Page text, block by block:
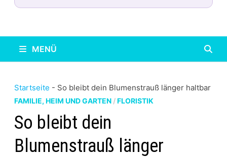
MENÜ
Startseite - So bleibt dein Blumenstrauß länger haltbar
FAMILIE, HEIM UND GARTEN/FLORISTIK
So bleibt dein
Blumenstrauß länger